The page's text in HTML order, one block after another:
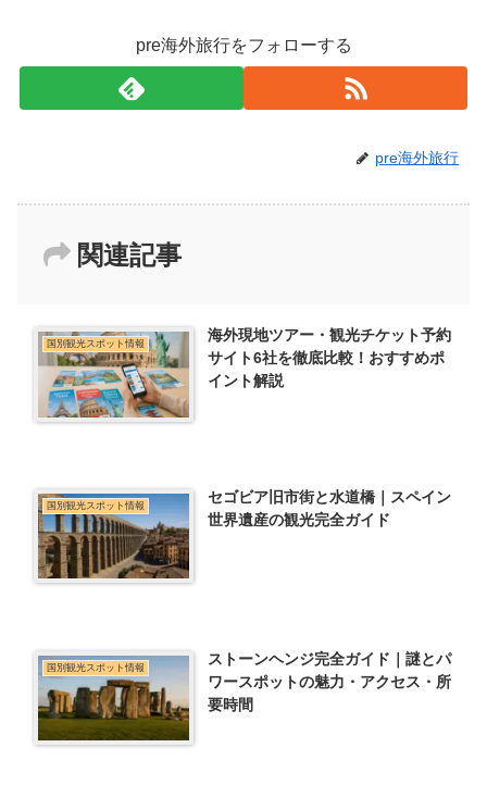
pre海外旅行をフォローする
pre海外旅行
関連記事
国別観光スポット情報
海外現地ツアー・観光チケット予約
サイト6社を徹底比較！おすすめポ
イント解説
国別観光スポット情報
セゴビア旧市街と水道橋｜スペイン
世界遺産の観光完全ガイド
国別観光スポット情報
ストーンヘンジ完全ガイド｜謎とパ
ワースポットの魅力・アクセス・所
要時間